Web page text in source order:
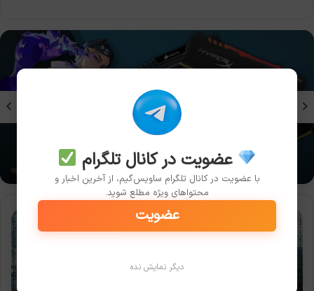
کافی نیست؟
9
نکته‌ی
جذاب
عضویت در کانال تلگرام
با عضویت در کانال تلگرام ساویس‌گیم، از آخرین اخبار و
محتواهای ویژه مطلع شوید.
عضویت
دیگر نمایش نده